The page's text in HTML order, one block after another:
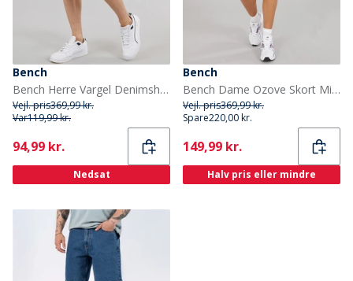
Bench
Bench Herre Vargel Denimshorts Blå
Vejl. pris369,99 kr.
Var119,99 kr.
Current
94,99 kr.
Nedsat
Bench
Bench Dame Ozove Skort Mid Blue
Vejl. pris369,99 kr.
Spare220,00 kr.
Current
149,99 kr.
Halv pris eller mindre